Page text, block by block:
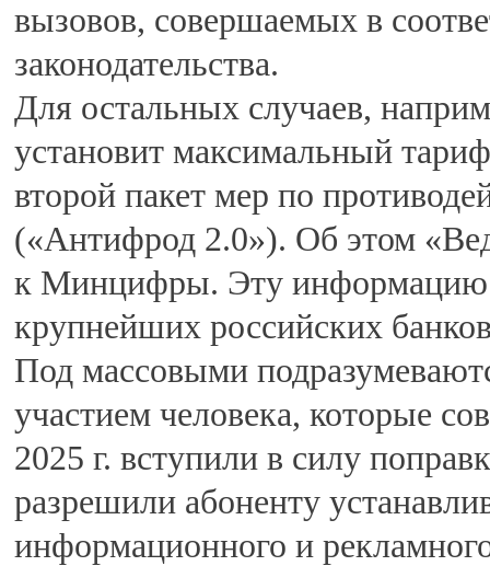
вызовов, совершаемых в
законодательства.
Для остальных случаев,
установит максимальный
второй пакет мер по
(«Антифрод 2.0»). Об этом
к Минцифры. Эту информацию
крупнейших российских
Под массовыми
участием человека, которые
2025 г. вступили в силу
разрешили абоненту
информационного и